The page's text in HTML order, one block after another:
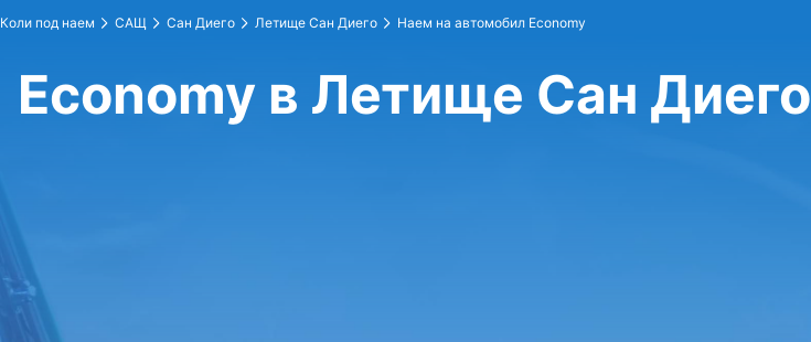
Коли под наем САЩ Сан Диего Летище Сан Диего Наем на автомобил Economy
Economy в Летище Сан Диего